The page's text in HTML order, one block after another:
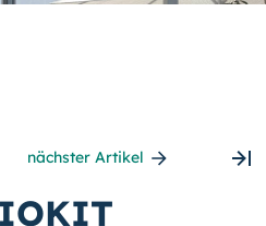
nächster Artikel